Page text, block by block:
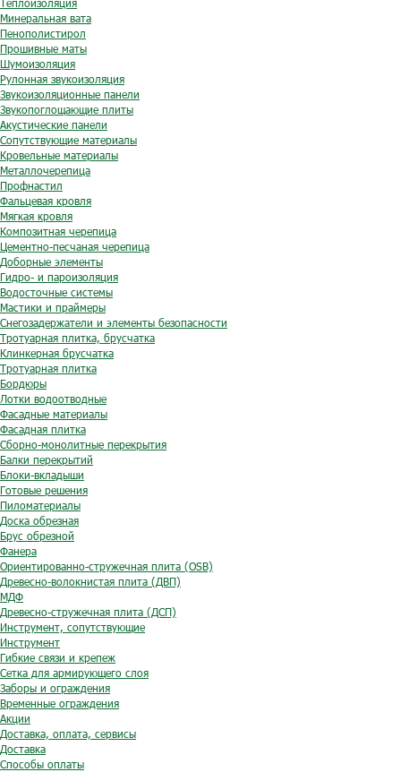
Теплоизоляция
Минеральная вата
Пенополистирол
Прошивные маты
Шумоизоляция
Рулонная звукоизоляция
Звукоизоляционные панели
Звукопоглощающие плиты
Акустические панели
Сопутствующие материалы
Кровельные материалы
Металлочерепица
Профнастил
Фальцевая кровля
Мягкая кровля
Композитная черепица
Цементно-песчаная черепица
Доборные элементы
Гидро- и пароизоляция
Водосточные системы
Мастики и праймеры
Снегозадержатели и элементы безопасности
Тротуарная плитка, брусчатка
Клинкерная брусчатка
Тротуарная плитка
Бордюры
Лотки водоотводные
Фасадные материалы
Фасадная плитка
Сборно-монолитные перекрытия
Балки перекрытий
Блоки-вкладыши
Готовые решения
Пиломатериалы
Доска обрезная
Брус обрезной
Фанера
Ориентированно-стружечная плита (OSB)
Древесно-волокнистая плита (ДВП)
МДФ
Древесно-стружечная плита (ДСП)
Инструмент, сопутствующие
Инструмент
Гибкие связи и крепеж
Сетка для армирующего слоя
Заборы и ограждения
Временные ограждения
Акции
Доставка, оплата, сервисы
Доставка
Способы оплаты